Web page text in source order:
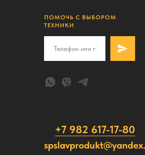
ПОМОЧЬ С ВЫБОРОМ
ТЕХНИКИ
+7 982 617-17-80